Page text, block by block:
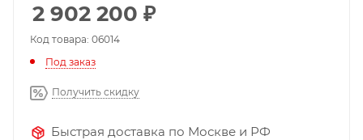
2 902 200 ₽
Код товара: 06014
Под заказ
Получить скидку
Быстрая доставка по Москве и РФ